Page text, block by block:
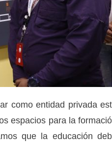
como entidad privada
espacios para la
que la educación